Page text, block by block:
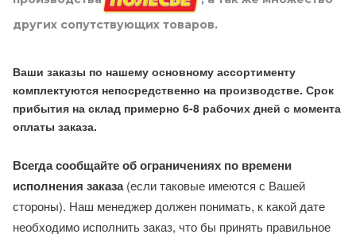
других сопутствующих товаров.
Ваши заказы по нашему основному ассортименту
комплектуются непосредственно на производстве. Срок
прибытия на склад примерно 6-8 рабочих дней с момента
оплаты заказа.
Всегда сообщайте об ограничениях по времени
исполнения заказа(если таковые имеются с Вашей
стороны). Наш менеджер должен понимать, к какой дате
необходимо исполнить заказ, что бы принять правильное